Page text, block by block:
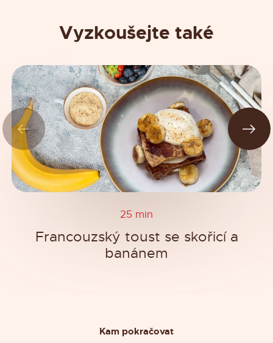
Vyzkoušejte také
25 min
Francouzský toust se skořicí a
banánem
Kam pokračovat